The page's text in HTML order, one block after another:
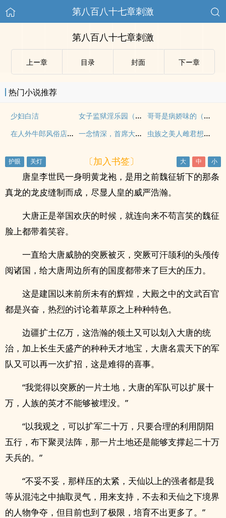
第八百八十七章刺激
第八百八十七章刺激
上ー章 目录 封面 下ー章
热门小说推荐
少妇白洁 女子监狱淫乐园（NPH，禁忌）
哥哥是病娇味的（双子兄妹 h）
在人外牛郎风俗店打工的日子（西幻np）
一念情深，首席大人好眼熟 虫族之美人雌君想养崽
〔加入书签〕
唐皇李世民一身明黄龙袍，是用之前魏征斩下的那条
真龙的龙皮缝制而成，尽显人皇的威严浩瀚。
大唐正是举国欢庆的时候，就连向来不苟言笑的魏征
脸上都带着笑容。
一直给大唐威胁的突厥被灭，突厥可汗颉利的头颅传
阅诸国，给大唐周边所有的国度都带来了巨大的压力。
这是建国以来前所未有的辉煌，大殿之中的文武百官
都是兴奋，热烈的讨论着草原之上种种特色。
边疆扩土亿万，这浩瀚的领土又可以划入大唐的统
治，加上长生天盛产的种种天才地宝，大唐名震天下的军
队又可以再一次扩招，这是难得的喜事。
“我觉得以突厥的一片土地，大唐的军队可以扩展十
万，人族的英才不能够被埋没。”
“以我观之，可以扩军二十万，只要合理的利用阴阳
五行，布下聚灵法阵，那一片土地还是能够支撑起二十万
天兵的。”
“不妥不妥，那样压的太紧，天仙以上的强者都是我
等从混沌之中抽取灵气，用来支持，不去和天仙之下境界
的人物争夺，但目前也到了极限，培育不出更多了。”